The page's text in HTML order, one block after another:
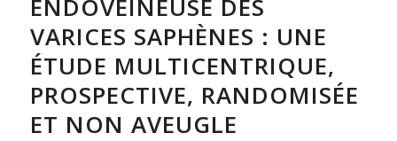
ENDOVEINEUSE DES
VARICES SAPHÈNES : UNE
ÉTUDE MULTICENTRIQUE,
PROSPECTIVE, RANDOMISÉE
ET NON AVEUGLE